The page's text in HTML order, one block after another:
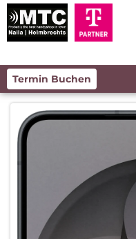
Termin Buchen